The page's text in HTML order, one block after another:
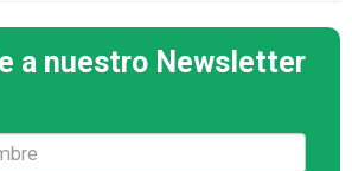
a nuestro Newsletter